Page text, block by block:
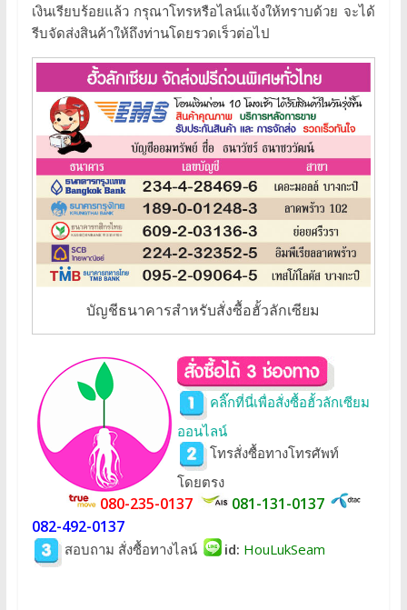
ยม
ยา
น้ำ
หมอ
ณรงค์
เงินเรียบร้อยแล้ว กรุณาโทรหรือไลน์แจ้งให้ทราบด้วย จะได้
รีบจัดส่งสินค้าให้ถึงท่านโดยรวดเร็วต่อไป
บัญชีธนาคารสำหรับสั่งซื้อฮั้วลักเซียม
คลิ๊กที่นี่เพื่อสั่งซื้อฮั้วลักเซียม
ออนไลน์
โทรสั่งซื้อทางโทรศัพท์
โดยตรง
080-235-0137
081-131-0137
082-492-0137
สอบถาม สั่งซื้อทางไลน์ id: HouLukSeam